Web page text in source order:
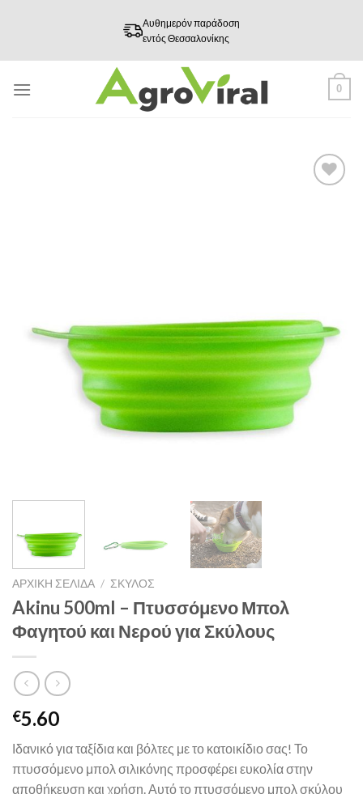
Αυθημερόν παράδοση
εντός Θεσσαλονίκης
0
ΑΡΧΙΚΉ ΣΕΛΊΔΑ / ΣΚΥΛΟΣ
Akinu 500ml – Πτυσσόμενο Μπολ
Φαγητού και Νερού για Σκύλους
€5.60
Ιδανικό για ταξίδια και βόλτες με το κατοικίδιο σας! Το
πτυσσόμενο μπολ σιλικόνης προσφέρει ευκολία στην
αποθήκευση και χρήση. Αυτό το πτυσσόμενο μπολ σκύλου